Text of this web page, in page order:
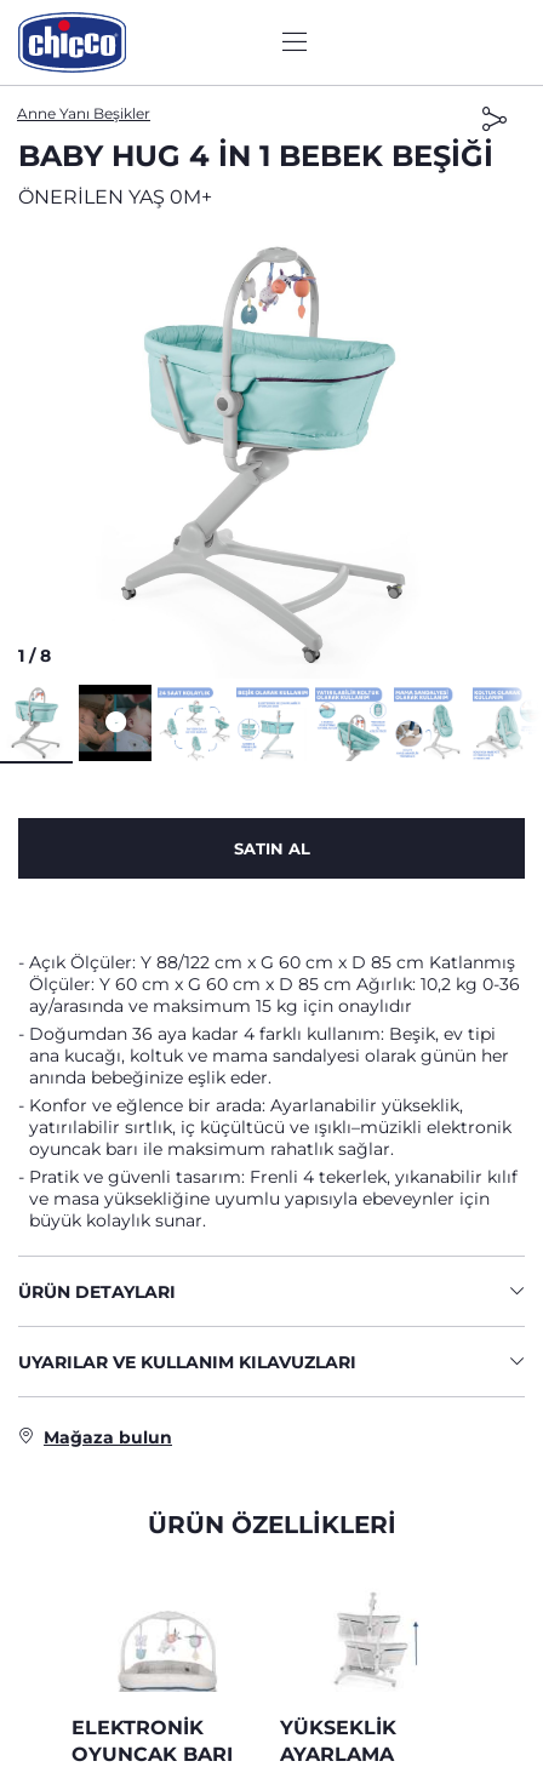
Anne Yanı Beşikler
BABY HUG 4 IN 1 BEBEK BEŞIĞI
ÖNERİLEN YAŞ 0M+
1 /8
SATIN AL
Açık Ölçüler: Y 88/122 cm x G 60 cm x D 85 cm Katlanmış
Ölçüler: Y 60 cm x G 60 cm x D 85 cm Ağırlık: 10,2 kg 0-36
ay/arasında ve maksimum 15 kg için onaylıdır
Doğumdan 36 aya kadar 4 farklı kullanım: Beşik, ev tipi
ana kucağı, koltuk ve mama sandalyesi olarak günün her
anında bebeğinize eşlik eder.
Konfor ve eğlence bir arada: Ayarlanabilir yükseklik,
yatırılabilir sırtlık, iç küçültücü ve ışıklı–müzikli elektronik
oyuncak barı ile maksimum rahatlık sağlar.
Pratik ve güvenli tasarım: Frenli 4 tekerlek, yıkanabilir kılıf
ve masa yüksekliğine uyumlu yapısıyla ebeveynler için
büyük kolaylık sunar.
ÜRÜN DETAYLARI
UYARILAR VE KULLANIM KILAVUZLARI
Mağaza bulun
ÜRÜN ÖZELLİKLERİ
ELEKTRONIK
OYUNCAK BARI
YÜKSEKLIK
AYARLAMA